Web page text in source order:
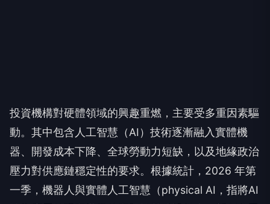
投資機構對硬體領域的興趣重燃，主要受多重因素驅
動。其中包含人工智慧（AI）技術逐漸融入實體機
器、開發成本下降、全球勞動力短缺，以及地緣政治
壓力對供應鏈穩定性的要求。根據統計，2026 年第
一季，機器人與實體人工智慧（physical AI，指將AI